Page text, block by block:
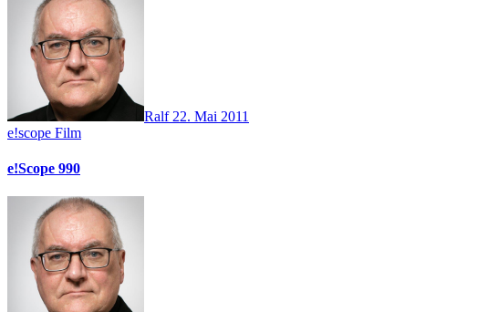
Ralf 22. Mai 2011
e!scope Film
e!Scope 990